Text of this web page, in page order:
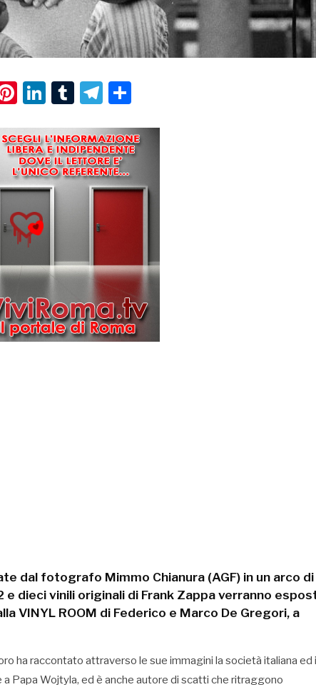
Pinterest
LinkedIn
TumblrTelegram
dal fotografo Mimmo Chianura (AGF) in un arco di
e dieci vinili originali di Frank Zappa verranno
VINYL ROOM di Federico e Marco De Gregori, a
ha raccontato attraverso le sue immagini la società italiana ed i
Papa Wojtyla, ed è anche autore di scatti che ritraggono